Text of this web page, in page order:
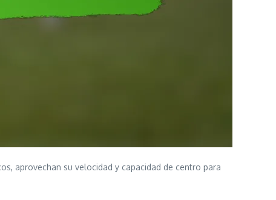
aprovechan su velocidad y capacidad de centro para